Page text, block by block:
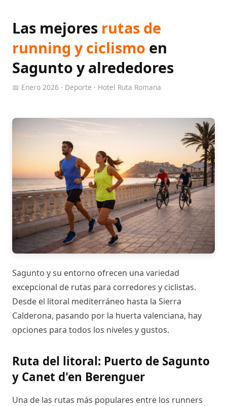
Las mejores rutas de
running y ciclismo en
Sagunto y alrededores
📅 Enero 2026 · Deporte · Hotel Ruta Romana
Sagunto y su entorno ofrecen una variedad
excepcional de rutas para corredores y ciclistas.
Desde el litoral mediterráneo hasta la Sierra
Calderona, pasando por la huerta valenciana, hay
opciones para todos los niveles y gustos.
Ruta del litoral: Puerto de Sagunto
y Canet d'en Berenguer
Una de las rutas más populares entre los runners